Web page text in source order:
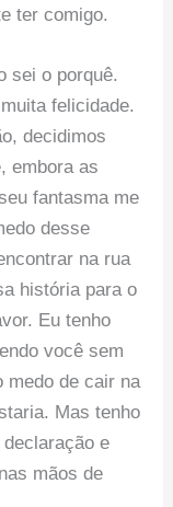
ter comigo.
sei o porquê.
felicidade.
decidimos
embora as
fantasma me
desse
na rua
história para o
Eu tenho
você sem
medo de cair na
Mas tenho
e
mãos de